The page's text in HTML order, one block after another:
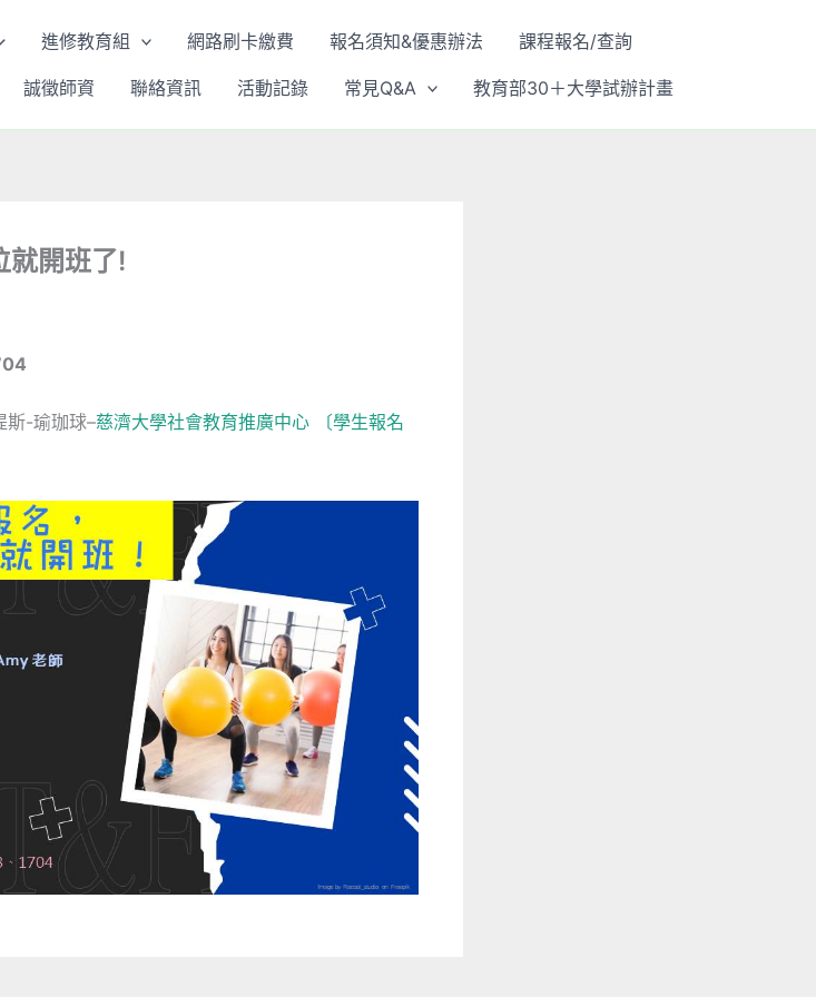
進修教育組 網路刷卡繳費 報名須知&優惠辦法 課程報名/查詢
誠徵師資 聯絡資訊 活動記錄 常見Q&A 教育部30＋大學試辦計畫
開班了!
斯-瑜珈球–慈濟大學社會教育推廣中心 〔學生報名